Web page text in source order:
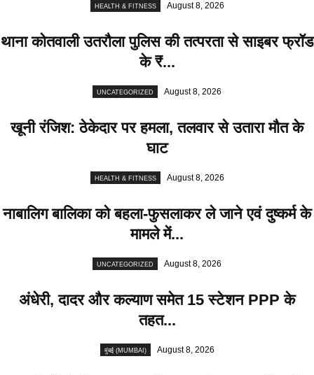
HEALTH & FITNESS August 8, 2026
थाना कोतवाली उतरौला पुलिस की तत्परता से साइबर फ्रॉड
के ₹...
UNCATEGORIZED August 8, 2026
खूनी रंजिश: ठेकेदार पर हमला, तलवार से उतारा मौत के
घाट
HEALTH & FITNESS August 8, 2026
नाबालिग बालिका को बहला-फुसलाकर ले जाने एवं दुष्कर्म के
मामले में...
UNCATEGORIZED August 8, 2026
अंधेरी, दादर और कल्याण समेत 15 स्टेशन PPP के
तहत...
मुंबई (MUMBAI) August 8, 2026